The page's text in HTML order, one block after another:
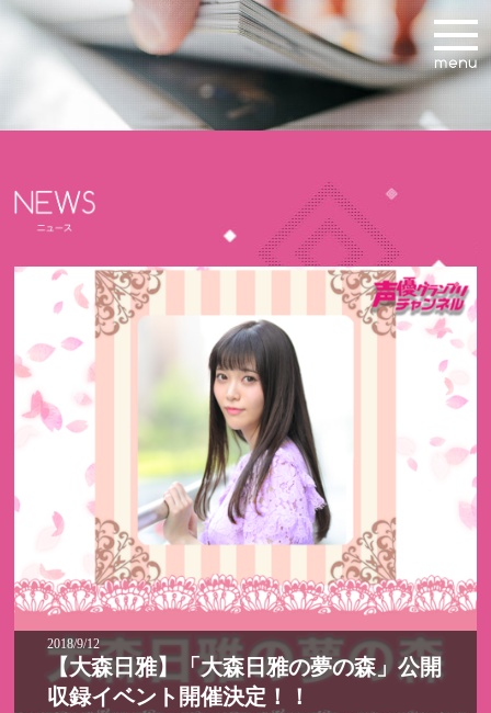
2018/9/12
【大森日雅】「大森日雅の夢の森」公開
収録イベント開催決定！！